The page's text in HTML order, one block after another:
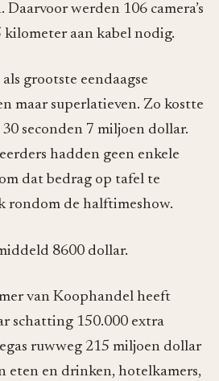
werden 106 camera’s
kilometer aan kabel nodig.
grootste eendaagse
maar superlatieven. Zo kostte
seconden 7 miljoen dollar.
hadden geen enkele
dat bedrag op tafel te
rondom de halftimeshow.
8600 dollar.
van Koophandel heeft
schatting 150.000 extra
ruwweg 215 miljoen dollar
eten en drinken, hotelkamers,